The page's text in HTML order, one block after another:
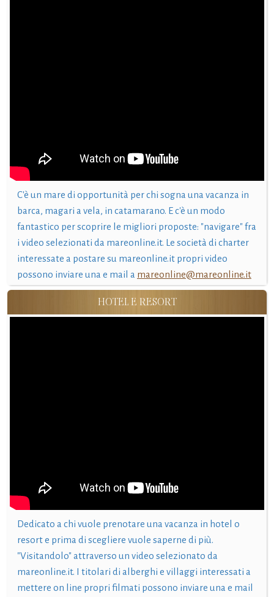
C'è un mare di opportunità per chi sogna una vacanza in
barca, magari a vela, in catamarano. E c'è un modo
fantastico per scoprire le migliori proposte: "navigare" fra
i video selezionati da mareonline.it. Le società di charter
interessate a postare su mareonline.it propri video
possono inviare una e mail a mareonline@mareonline.it
HOTEL E RESORT
Dedicato a chi vuole prenotare una vacanza in hotel o
resort e prima di scegliere vuole saperne di più.
"Visitandolo" attraverso un video selezionato da
mareonline.it. I titolari di alberghi e villaggi interessati a
mettere on line propri filmati possono inviare una e mail